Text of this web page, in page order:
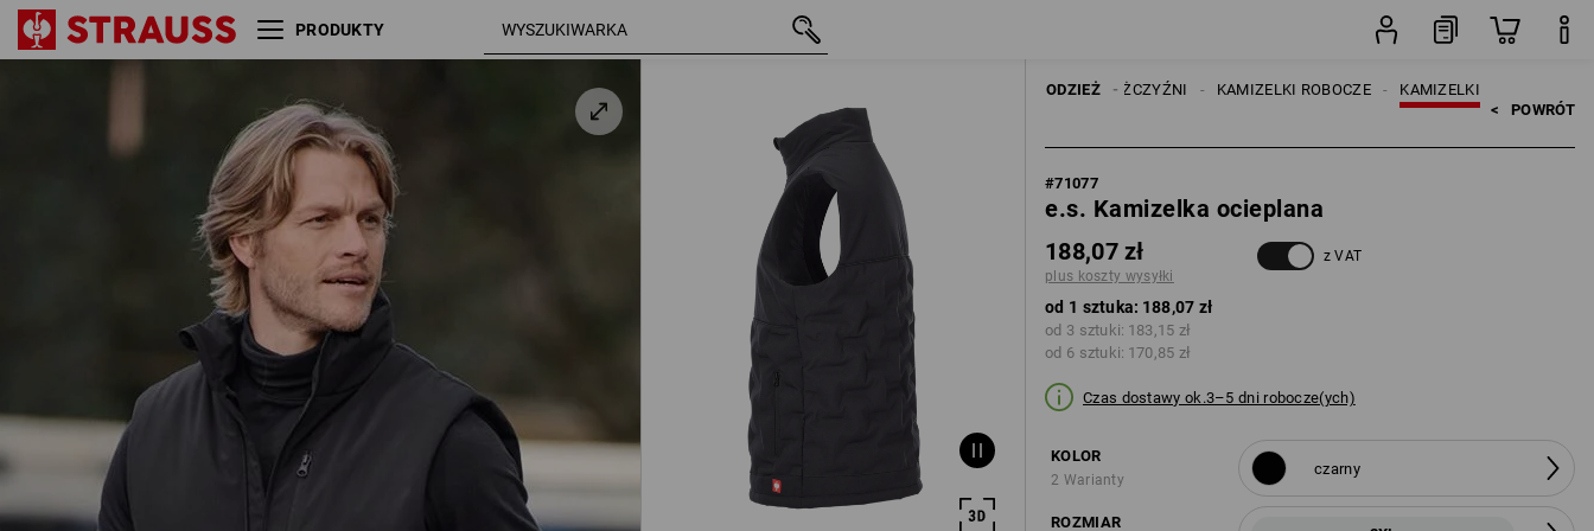
PRODUKTY
ODZIEŻ KAMIZELKI
KAMIZELKI ROBOCZE
MĘŻCZYŹNI
< POWRÓT
#71077
e.s. Kamizelka ocieplana
188,07 zł
plus koszty wysyłki
z VAT
od 1 sztuka: 188,07 zł
od 3 sztuki: 183,15 zł
od 6 sztuki: 170,85 zł
Czas dostawy ok.3–5 dni robocze(ych)
KOLOR
2 Warianty
czarny
ROZMIAR
e.s. Kamizelka ocieplana czarny 2XL 188,07 zł